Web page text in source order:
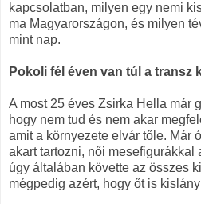
kapcsolatban, milyen egy nemi
ma Magyarországon, és milyen
mint nap.
Pokoli fél éven van túl a transz
A most 25 éves Zsirka Hella már
hogy nem tud és nem akar
amit a környezete elvár tőle. Már
akart tartozni, női mesefigurákkal
úgy általában követte az összes
mégpedig azért, hogy őt is